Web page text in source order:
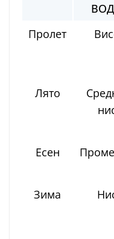
Пролет
Лято
Есен
Зима